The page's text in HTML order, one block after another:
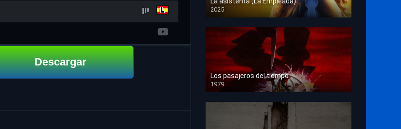
Descargar
2025
HD 1080p
Los pasajeros del tiempo
1979
HD 1080p